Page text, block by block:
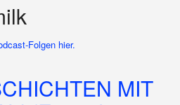
Folgen hier.
MIT